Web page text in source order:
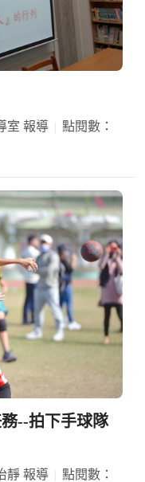
室 報導
點閱數：
--拍下手球隊
靜 報導
點閱數：